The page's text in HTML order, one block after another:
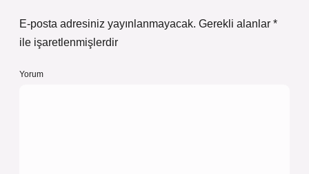
E-posta adresiniz yayınlanmayacak. Gerekli alanlar *
ile işaretlenmişlerdir
Yorum